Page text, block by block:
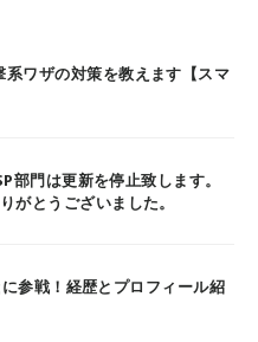
ワザの対策を教えます【スマ
門は更新を停止致します。
がとうございました。
戦！経歴とプロフィール紹